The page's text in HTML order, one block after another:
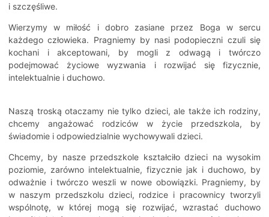
i szczęśliwe.
Wierzymy w miłość i dobro zasiane przez Boga w sercu
każdego człowieka. Pragniemy by nasi podopieczni czuli się
kochani i akceptowani, by mogli z odwagą i twórczo
podejmować życiowe wyzwania i rozwijać się fizycznie,
intelektualnie i duchowo.
Naszą troską otaczamy nie tylko dzieci, ale także ich rodziny,
chcemy angażować rodziców w życie przedszkola, by
świadomie i odpowiedzialnie wychowywali dzieci.
Chcemy, by nasze przedszkole kształciło dzieci na wysokim
poziomie, zarówno intelektualnie, fizycznie jak i duchowo, by
odważnie i twórczo weszli w nowe obowiązki. Pragniemy, by
w naszym przedszkolu dzieci, rodzice i pracownicy tworzyli
wspólnotę, w której mogą się rozwijać, wzrastać duchowo